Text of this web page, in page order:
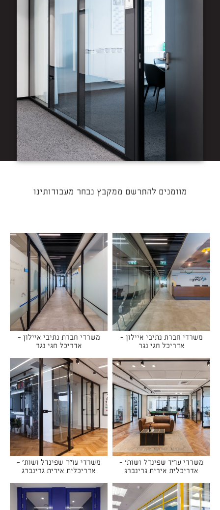
מוזמנים להתרשם ממקבץ נבחר מעבודותינו​
משרדי חברת נתיבי איילון -
אדריכל חגי נגר
משרדי חברת נתיבי איילון -
אדריכל חגי נגר
משרדי עו"ד שפינדל ושות' -
אדריכלית אירית גרינברג
משרדי עו"ד שפינדל ושות' -
אדריכלית אירית גרינברג